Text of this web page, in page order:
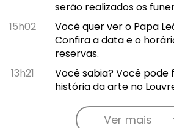
serão realizados os
15h02
Você quer ver o Papa
Confira a data e o
reservas.
13h21
Você sabia? Você pode
história da arte no
Ver mais